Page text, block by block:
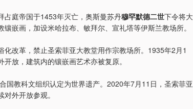
占庭帝国于1453年灭亡，奥斯曼苏丹穆罕默德二世下令将大
嵌画，加设米哈拉布、敏拜尔、宣礼塔等伊斯兰教场所。
化改革，禁止圣索菲亚大教堂用作宗教场所。1935年2月1
放，建筑内的镶嵌画艺术亦被复原。
国教科文组织认定为世界遗产。2020年7月11日，圣索菲亚
外开放参观。